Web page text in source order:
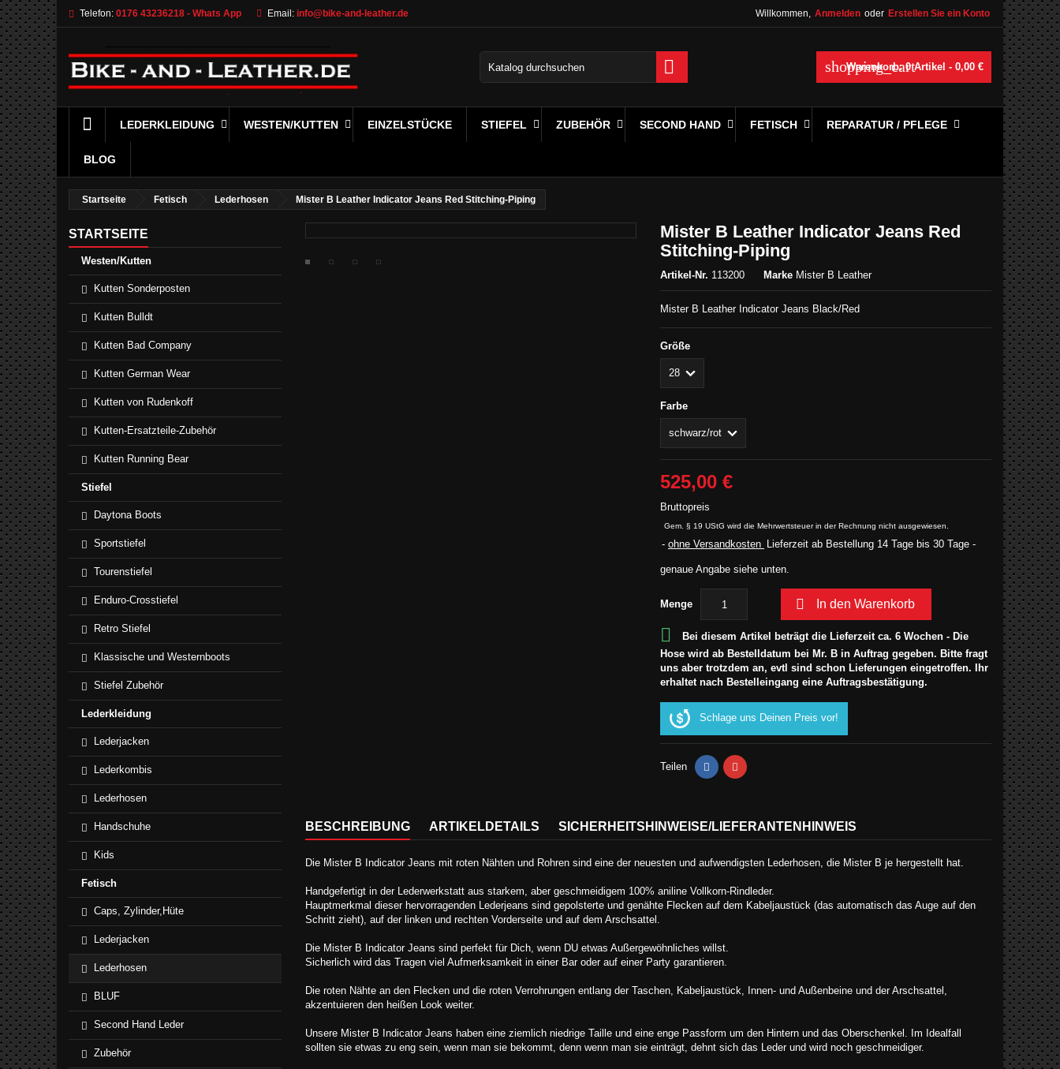
Telefon: 0176 43236218 - Whats App Email: info@bike-and-leather.de Willkommen, Anmelden oder Erstellen Sie ein Konto
shopping_cart
Warenkorb: 0Artikel - 0,00 €

LEDERKLEIDUNG WESTEN/KUTTEN EINZELSTÜCKE STIEFEL ZUBEHÖR SECOND HAND FETISCH REPARATUR / PFLEGE
BLOG
Startseite Fetisch Lederhosen Mister B Leather Indicator Jeans Red Stitching-Piping
STARTSEITE
Westen/Kutten
Kutten Sonderposten
Kutten Bulldt
Kutten Bad Company
Kutten German Wear
Kutten von Rudenkoff
Kutten-Ersatzteile-Zubehör
Kutten Running Bear
Stiefel
Daytona Boots
Sportstiefel
Tourenstiefel
Enduro-Crosstiefel
Retro Stiefel
Klassische und Westernboots
Stiefel Zubehör
Lederkleidung
Lederjacken
Lederkombis
Lederhosen
Handschuhe
Kids
Fetisch
Caps, Zylinder,Hüte
Lederjacken
Lederhosen
BLUF
Second Hand Leder
Zubehör
Mister B Leather Indicator Jeans Red
Stitching-Piping
Artikel-Nr. 113200 Marke Mister B Leather
Mister B Leather Indicator Jeans Black/Red
Größe
Farbe
525,00 €
Bruttopreis
Gem. § 19 UStG wird die Mehrwertsteuer in der Rechnung nicht ausgewiesen.
ohne Versandkosten Lieferzeit ab Bestellung 14 Tage bis 30 Tage -
genaue Angabe siehe unten.
Menge  In den Warenkorb

Bei diesem Artikel beträgt die Lieferzeit ca. 6 Wochen - Die
Hose wird ab Bestelldatum bei Mr. B in Auftrag gegeben. Bitte fragt
uns aber trotzdem an, evtl sind schon Lieferungen eingetroffen. Ihr
erhaltet nach Bestelleingang eine Auftragsbestätigung.
Schlage uns Deinen Preis vor!
Teilen
BESCHREIBUNG ARTIKELDETAILS SICHERHEITSHINWEISE/LIEFERANTENHINWEIS
Die Mister B Indicator Jeans mit roten Nähten und Rohren sind eine der neuesten und aufwendigsten Lederhosen, die Mister B je hergestellt hat.
Handgefertigt in der Lederwerkstatt aus starkem, aber geschmeidigem 100% aniline Vollkorn-Rindleder.
Hauptmerkmal dieser hervorragenden Lederjeans sind gepolsterte und genähte Flecken auf dem Kabeljaustück (das automatisch das Auge auf den
Schritt zieht), auf der linken und rechten Vorderseite und auf dem Arschsattel.
Die Mister B Indicator Jeans sind perfekt für Dich, wenn DU etwas Außergewöhnliches willst.
Sicherlich wird das Tragen viel Aufmerksamkeit in einer Bar oder auf einer Party garantieren.
Die roten Nähte an den Flecken und die roten Verrohrungen entlang der Taschen, Kabeljaustück, Innen- und Außenbeine und der Arschsattel,
akzentuieren den heißen Look weiter.
Unsere Mister B Indicator Jeans haben eine ziemlich niedrige Taille und eine enge Passform um den Hintern und das Oberschenkel. Im Idealfall
sollten sie etwas zu eng sein, wenn man sie bekommt, denn wenn man sie einträgt, dehnt sich das Leder und wird noch geschmeidiger.